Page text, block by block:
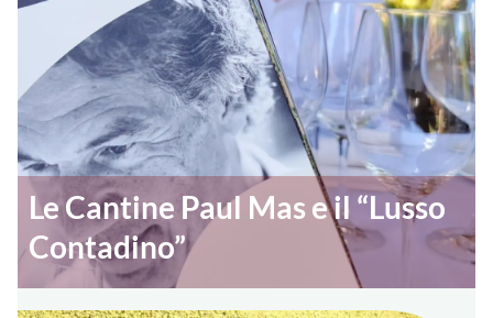
Le Cantine Paul Mas e il “Lusso
Contadino”